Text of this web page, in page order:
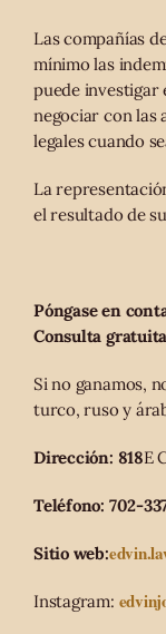
Las compañías
mínimo las
puede investigar
negociar con las
legales cuando
La
el resultado de
Póngase en
Consulta gratuita
Si no ganamos,
turco, ruso y
Dirección: 818E
Teléfono: 702-
Sitio web:
Instagram: